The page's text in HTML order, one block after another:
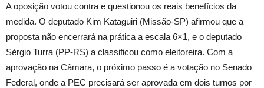
A oposição votou contra e questionou os reais benefícios da
medida. O deputado Kim Kataguiri (Missão-SP) afirmou que a
proposta não encerrará na prática a escala 6×1, e o deputado
Sérgio Turra (PP-RS) a classificou como eleitoreira. Com a
aprovação na Câmara, o próximo passo é a votação no Senado
Federal, onde a PEC precisará ser aprovada em dois turnos por